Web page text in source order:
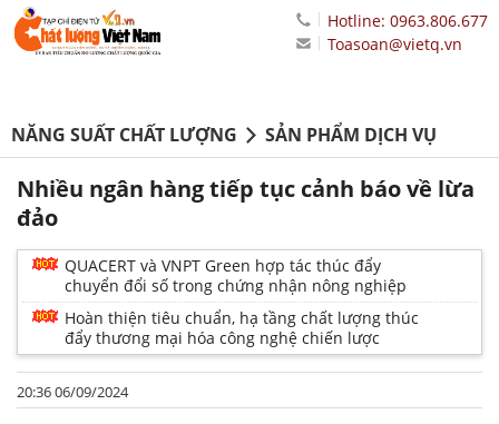
Hotline: 0963.806.677
Toasoan@vietq.vn
NĂNG SUẤT CHẤT LƯỢNG SẢN PHẨM DỊCH VỤ
Nhiều ngân hàng tiếp tục cảnh báo về lừa
đảo
QUACERT và VNPT Green hợp tác thúc đẩy
chuyển đổi số trong chứng nhận nông nghiệp
Hoàn thiện tiêu chuẩn, hạ tầng chất lượng thúc
đẩy thương mại hóa công nghệ chiến lược
20:36 06/09/2024